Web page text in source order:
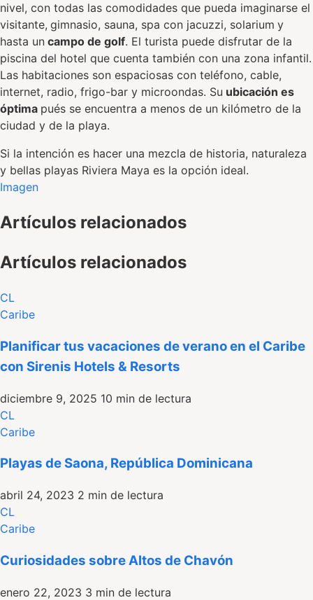
nivel, con todas las comodidades que pueda imaginarse el
visitante, gimnasio, sauna, spa con jacuzzi, solarium y
hasta un campo de golf. El turista puede disfrutar de la
piscina del hotel que cuenta también con una zona infantil.
Las habitaciones son espaciosas con teléfono, cable,
internet, radio, frigo-bar y microondas. Su ubicación es
óptima pués se encuentra a menos de un kilómetro de la
ciudad y de la playa.
Si la intención es hacer una mezcla de historia, naturaleza
y bellas playas Riviera Maya es la opción ideal.
Imagen
Artículos relacionados
Artículos relacionados
CL
Caribe
Planificar tus vacaciones de verano en el Caribe
con Sirenis Hotels & Resorts
diciembre 9, 2025 10 min de lectura
CL
Caribe
Playas de Saona, República Dominicana
abril 24, 2023 2 min de lectura
CL
Caribe
Curiosidades sobre Altos de Chavón
enero 22, 2023 3 min de lectura